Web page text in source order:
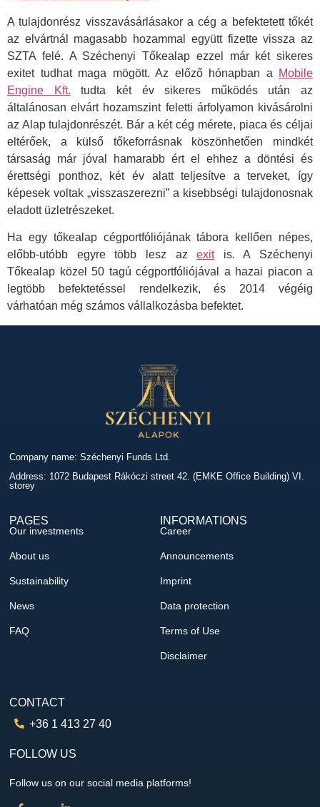
A tulajdonrész visszavásárlásakor a cég a befektetett tőkét
az elvártnál magasabb hozammal együtt fizette vissza az
SZTA felé. A Széchenyi Tőkealap ezzel már két sikeres
exitet tudhat maga mögött. Az előző hónapban a
Mobile
Engine Kft. tudta két év sikeres működés után az
általánosan elvárt hozamszint feletti árfolyamon kivásárolni
az Alap tulajdonrészét. Bár a két cég mérete, piaca és céljai
eltérőek, a külső tőkeforrásnak köszönhetően mindkét
társaság már jóval hamarabb ért el ehhez a döntési és
érettségi ponthoz, két év alatt teljesítve a terveket, így
képesek voltak „visszaszerezni” a kisebbségi tulajdonosnak
eladott üzletrészeket.
Ha egy tőkealap cégportfóliójának tábora kellően népes,
előbb-utóbb egyre több lesz azexitis. A Széchenyi
Tőkealap közel 50 tagú cégportfóliójával a hazai piacon a
legtöbb befektetéssel rendelkezik, és 2014 végéig
várhatóan még számos vállalkozásba befektet.
Company name: Széchenyi Funds Ltd.
Address: 1072 Budapest Rákóczi street 42. (EMKE Office Building) VI.
storey
PAGES
Our investments
About us
Sustainability
News
FAQ
INFORMATIONS
Career
Announcements
Imprint
Data protection
Terms of Use
Disclaimer
CONTACT
+36 1 413 27 40
FOLLOW US
Follow us on our social media platforms!